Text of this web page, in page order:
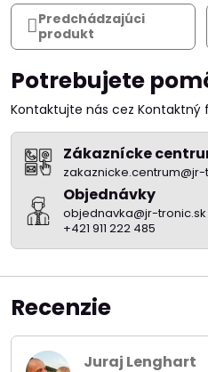
Predchádzajúci
produkt
Potrebujete
Kontaktujte nás cez Kontaktný
Zákaznícke
zakaznicke.centrum@jr-
Objednávky
objednavka@jr-tronic.sk
+421 911 222 485
Recenzie
Juraj Lenghart